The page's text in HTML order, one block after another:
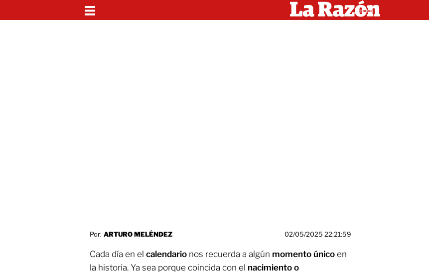
Por: ARTURO MELÉNDEZ 02/05/2025 22:21:59
Cada día en el calendario nos recuerda a algún momento único en
la historia. Ya sea porque coincida con el nacimiento o